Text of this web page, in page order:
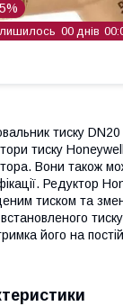
00 днів 00
тиску
тиску
Вони також
Редуктор
тиском та
встановленого
його на